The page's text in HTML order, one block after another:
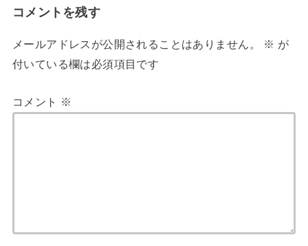
コメントを残す
メールアドレスが公開されることはありません。 ※ が
付いている欄は必須項目です
コメント ※